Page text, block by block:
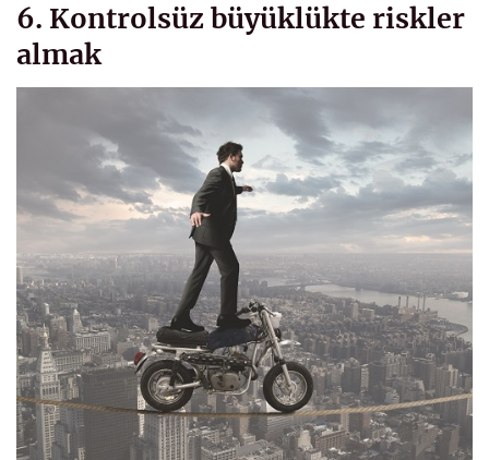
6. Kontrolsüz büyüklükte riskler
almak